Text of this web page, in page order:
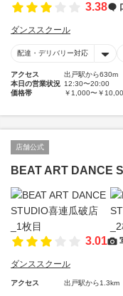
3.38
ダンススクール
配達・デリバリー対応
アクセス
出戸駅から630m
本日の営業状況 12:30〜20:00
価格帯
￥1,000〜￥
店舗公式
BEAT ART DANCE
3.01
ダンススクール
アクセス 出戸駅から1.3km